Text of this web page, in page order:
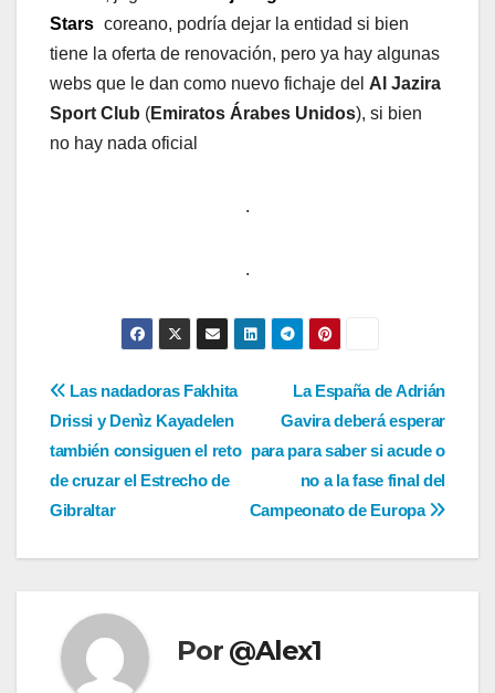
Stars coreano, podría dejar la entidad si bien
tiene la oferta de renovación, pero ya hay algunas
webs que le dan como nuevo fichaje del Al Jazira
Sport Club (Emiratos Árabes Unidos), si bien
no hay nada oficial
.
.
Navegación
de
entradas
La España de Adrián
Gavira deberá esperar
para para saber si acude o
no a la fase final del
Campeonato de Europa
Las nadadoras Fakhita
Drissi y Denìz Kayadelen
también consiguen el reto
de cruzar el Estrecho de
Gibraltar
Por @Alex1